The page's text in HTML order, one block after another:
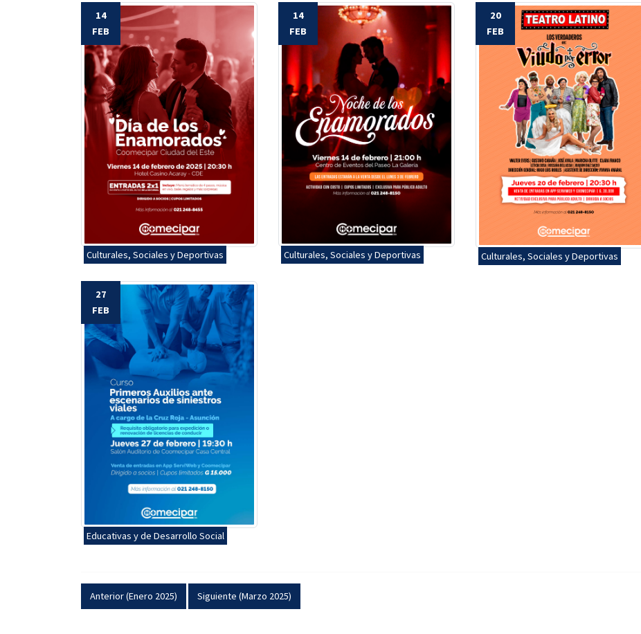
14
FEB
Culturales, Sociales y Deportivas
14
FEB
Culturales, Sociales y Deportivas
20
FEB
Culturales, Sociales y Deportivas
27
FEB
Educativas y de Desarrollo Social
Anterior (Enero 2025) Siguiente (Marzo 2025)